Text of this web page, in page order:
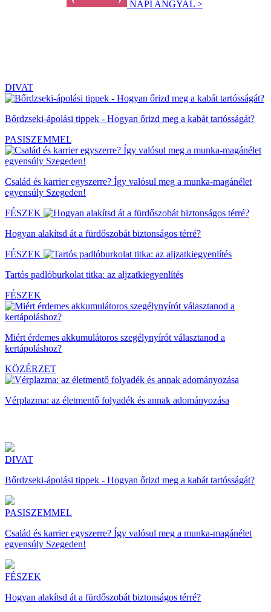
NAPI ANGYAL >
DIVAT
Bőrdzseki-ápolási tippek - Hogyan őrizd meg a kabát tartósságát?
PASISZEMMEL
Család és karrier egyszerre? Így valósul meg a munka-magánélet
egyensúly Szegeden!
FÉSZEK
Hogyan alakítsd át a fürdőszobát biztonságos térré?
FÉSZEK
Tartós padlóburkolat titka: az aljzatkiegyenlítés
FÉSZEK
Miért érdemes akkumulátoros szegélynyírót választanod a
kertápoláshoz?
KÖZÉRZET
Vérplazma: az életmentő folyadék és annak adományozása
DIVAT
Bőrdzseki-ápolási tippek - Hogyan őrizd meg a kabát tartósságát?
PASISZEMMEL
Család és karrier egyszerre? Így valósul meg a munka-magánélet
egyensúly Szegeden!
FÉSZEK
Hogyan alakítsd át a fürdőszobát biztonságos térré?